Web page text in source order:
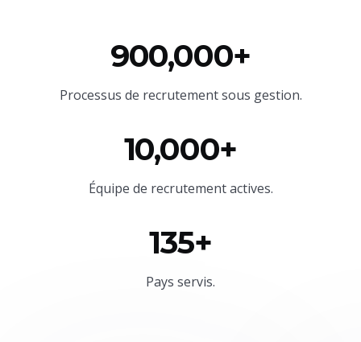
900,000+
Processus de recrutement sous gestion.
10,000+
Équipe de recrutement actives.
135+
Pays servis.